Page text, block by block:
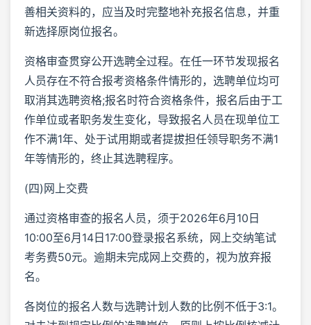
善相关资料的，应当及时完整地补充报名信息，并重
新选择原岗位报名。
资格审查贯穿公开选聘全过程。在任一环节发现报名
人员存在不符合报考资格条件情形的，选聘单位均可
取消其选聘资格;报名时符合资格条件，报名后由于工
作单位或者职务发生变化，导致报名人员在现单位工
作不满1年、处于试用期或者提拔担任领导职务不满1
年等情形的，终止其选聘程序。
(四)网上交费
通过资格审查的报名人员，须于2026年6月10日
10:00至6月14日17:00登录报名系统，网上交纳笔试
考务费50元。逾期未完成网上交费的，视为放弃报
名。
各岗位的报名人数与选聘计划人数的比例不低于3:1。